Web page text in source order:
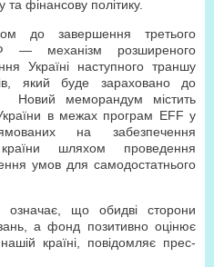
фінансову політику.
до завершення третього
— механізм розширеного
Україні наступного траншу
який буде зараховано до
Новий меморандум містить
України в межах програм EFF у
на забезпечення
шляхом проведення
умов для самодостатнього
означає, що обидві сторони
а фонд позитивно оцінює
країні, повідомляє прес-